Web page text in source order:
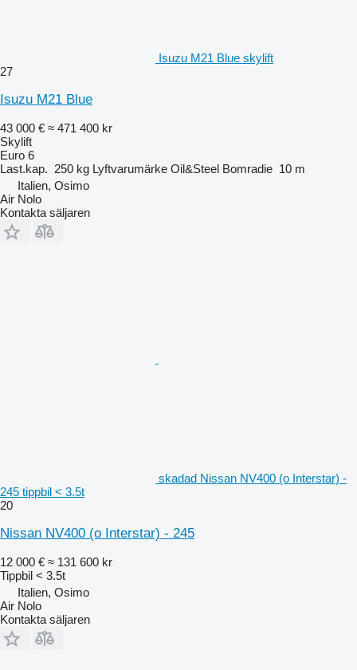
Isuzu M21 Blue skylift
27
Isuzu M21 Blue
43 000 € ≈ 471 400 kr
Skylift
Euro 6
Last.kap. 250 kg Lyftvarumärke Oil&Steel Bomradie 10 m
Italien, Osimo
Air Nolo
Kontakta säljaren
skadad Nissan NV400 (o Interstar) -
245 tippbil < 3.5t
20
Nissan NV400 (o Interstar) - 245
12 000 € ≈ 131 600 kr
Tippbil < 3.5t
Italien, Osimo
Air Nolo
Kontakta säljaren